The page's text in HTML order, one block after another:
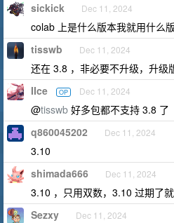
sickick Dec 11, 2024
colab 上是什么版本我就用什么
tisswb Dec 11, 2024
还在 3.8 ，非必要不升级，升级
IIce OP Dec 11, 2024
@tisswb 好多包都不支持 3.8 了
q860045202 Dec 11, 2024
3.10
shimada666 Dec 11, 2024
3.10 ，只用双数，3.10 过期了
Sezxy Dec 11, 2024